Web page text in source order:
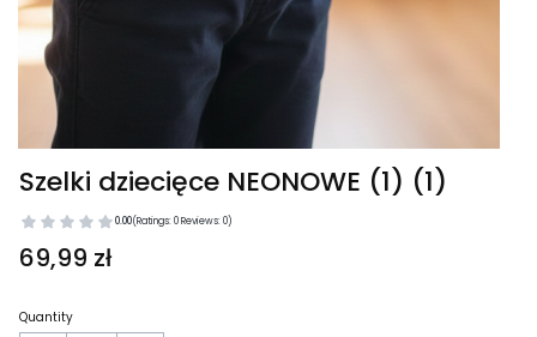
Szelki dziecięce NEONOWE (1) (1)
0.00(Ratings: 0 Reviews: 0)
Price
69,99 zł
Quantity